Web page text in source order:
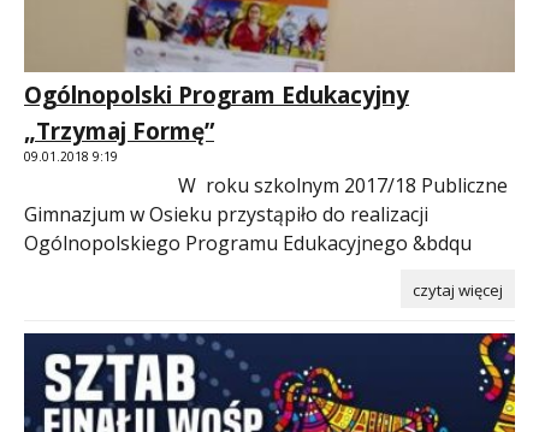
Ogólnopolski Program Edukacyjny
„Trzymaj Formę”
09.01.2018 9:19
W roku szkolnym 2017/18 Publiczne
Gimnazjum w Osieku przystąpiło do realizacji
Ogólnopolskiego Programu Edukacyjnego &bdqu
czytaj więcej